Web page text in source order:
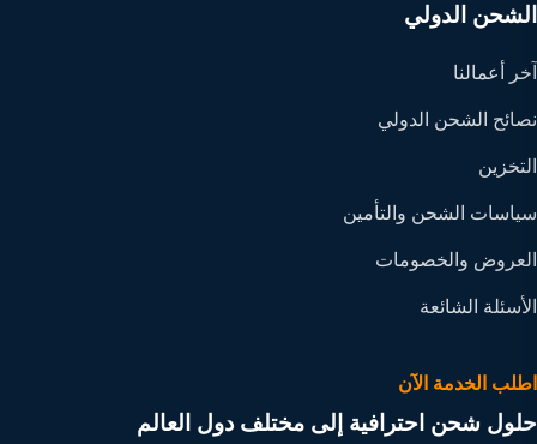
الشحن الدولي
آخر أعمالنا
نصائح الشحن الدولي
التخزين
سياسات الشحن والتأمين
العروض والخصومات
الأسئلة الشائعة
اطلب الخدمة الآن
حلول شحن احترافية إلى مختلف دول العالم